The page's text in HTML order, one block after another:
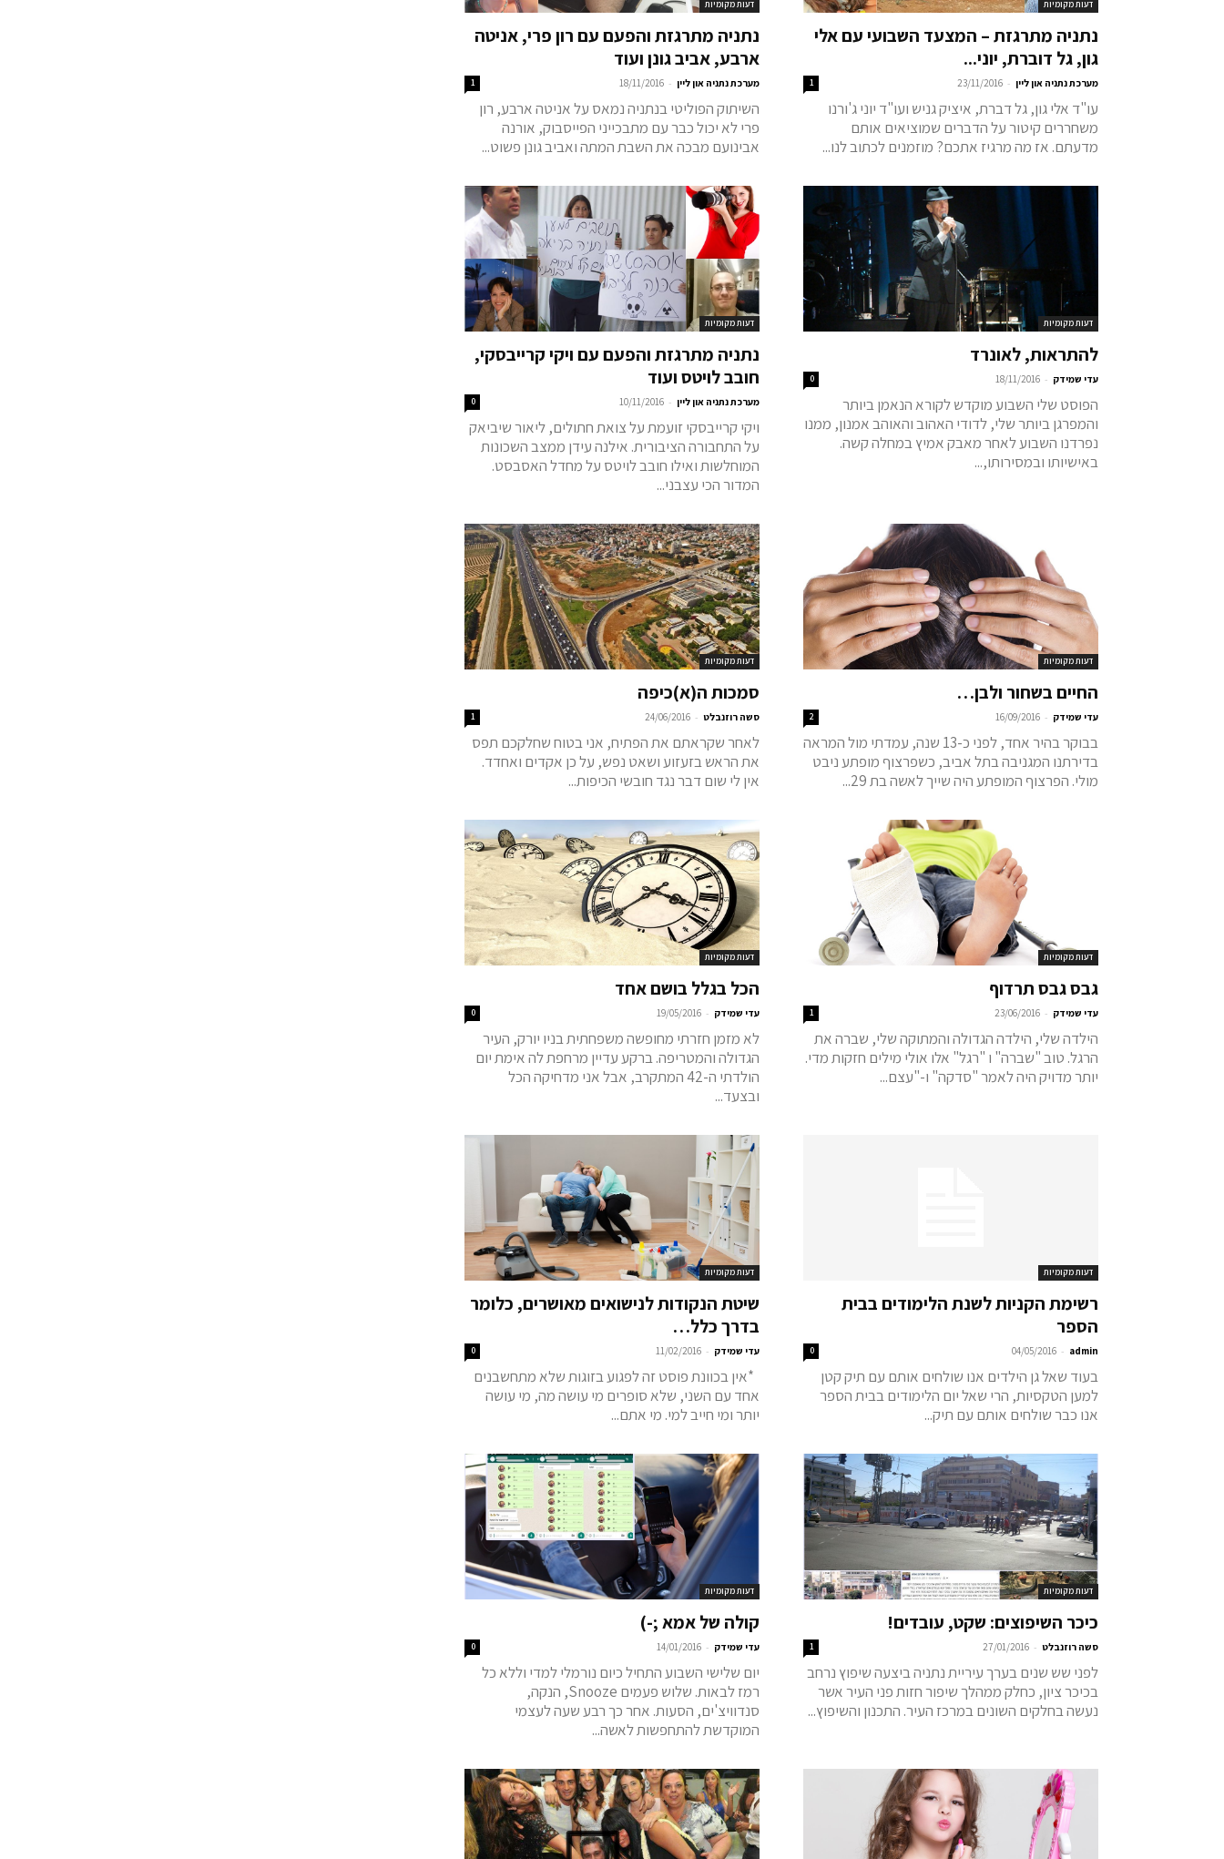
דעות מקומיות
נתניה מתרגזת – המצעד השבועי עם אלי
גון, גל דוברת, יוני...
מערכת נתניה און ליין -
23/11/2016
1
עו"ד אלי גון, גל דברת, איציק גניש ועו"ד יוני ג'ורנו
משחררים קיטור על הדברים שמוציאים אותם
מדעתם. אז מה מרגיז אתכם? מוזמנים לכתוב לנו...
דעות מקומיות
נתניה מתרגזת והפעם עם רון פרי, אניטה
ארבע, אביב גונן ועוד
מערכת נתניה און ליין -
18/11/2016
1
השיתוק הפוליטי בנתניה נמאס על אניטה ארבע, רון
פרי לא יכול כבר עם מתבכייני הפייסבוק, אורנה
אבינועם מבכה את השבת המתה ואביב גונן פשוט...
דעות מקומיות
להתראות, לאונרד
עדי שמידק -
18/11/2016
0
הפוסט שלי השבוע מוקדש לקורא הנאמן ביותר
והמפרגן ביותר שלי, לדודי האהוב והאוהב אמנון, ממנו
נפרדנו השבוע לאחר מאבק אמיץ במחלה קשה.
באישיותו ובמסירותו,...
דעות מקומיות
נתניה מתרגזת והפעם עם ויקי קרייבסקי,
חובב לויטס ועוד
מערכת נתניה און ליין -
10/11/2016
0
ויקי קרייבסקי זועמת על צואת חתולים, ליאור שיביאק
על התחבורה הציבורית. אילנה עידן ממצב השכונות
המוחלשות ואילו חובב לויטס על מחדל האסבסט.
המדור הכי עצבני...
דעות מקומיות
החיים בשחור ולבן…
עדי שמידק -
16/09/2016
2
בבוקר בהיר אחד, לפני כ-13 שנה, עמדתי מול המראה
בדירתנו המגניבה בתל אביב, כשפרצוף מופתע ניבט
מולי. הפרצוף המופתע היה שייך לאשה בת 29...
דעות מקומיות
סמכות ה(א)כיפה
סשה רוזנבלט -
24/06/2016
1
לאחר שקראתם את הפתיח, אני בטוח שחלקכם תפס
את הראש בזעזוע ושאט נפש, על כן אקדים ואחדד.
אין לי שום דבר נגד חובשי הכיפות...
דעות מקומיות
גבס גבס תרדוף
עדי שמידק -
23/06/2016
1
הילדה שלי, הילדה הגדולה והמתוקה שלי, שברה את
הרגל. טוב "שברה" ו "רגל" אלו אולי מילים חזקות מדי.
יותר מדויק היה לאמר "סדקה" ו-"עצם...
דעות מקומיות
הכל בגלל בושם אחד
עדי שמידק -
19/05/2016
0
לא מזמן חזרתי מחופשה משפחתית בניו יורק, העיר
הגדולה והמטריפה. ברקע עדיין מרחפת לה אימת יום
הולדתי ה-42 המתקרב, אבל אני מדחיקה הכל
ובצעד...
דעות מקומיות
רשימת הקניות לשנת הלימודים בבית
הספר
admin
-
04/05/2016
0
בעוד שאל גן הילדים אנו שולחים אותם עם תיק קטן
למען הטקסיות, הרי שאל יום הלימודים בבית הספר
אנו כבר שולחים אותם עם תיק...
דעות מקומיות
שיטת הנקודות לנישואים מאושרים, כלומר
בדרך כלל…
עדי שמידק -
11/02/2016
0
*אין בכוונת פוסט זה לפגוע בזוגות שלא מתחשבנים
אחד עם השני, שלא סופרים מי עושה מה, מי עושה
יותר ומי חייב למי. מי אתם...
דעות מקומיות
כיכר השיפוצים: שקט, עובדים!
סשה רוזנבלט -
27/01/2016
1
לפני שש שנים בערך עיריית נתניה ביצעה שיפוץ נרחב
בכיכר ציון, כחלק ממהלך שיפור חזות פני העיר אשר
נעשה בחלקים השונים במרכז העיר. התכנון והשיפוץ...
דעות מקומיות
קולה של אמא ;-)
עדי שמידק -
14/01/2016
0
יום שלישי השבוע התחיל כיום נורמלי למדי וללא כל
רמז לבאות. שלוש פעמים Snooze, הנקה,
סנדוויצ'ים, הסעות. אחר כך רבע שעה לעצמי
המוקדשת להתחפשות לאשה...